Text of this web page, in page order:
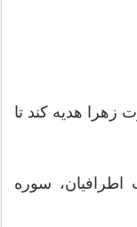
زهرا هدیه کند تا
اطرافیان، سوره